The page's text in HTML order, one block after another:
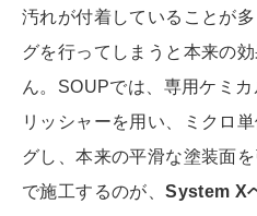
汚れが付着していることが
グを行ってしまうと本来の
ん。SOUPでは、専用ケミ
リッシャーを用い、ミクロ
グし、本来の平滑な塗装面
で施工するのが、System X